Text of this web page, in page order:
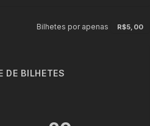
Bilhetes por apenas R$5,00
DE BILHETES